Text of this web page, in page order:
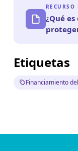
¿Qué
Etiquetas
Financiamiento